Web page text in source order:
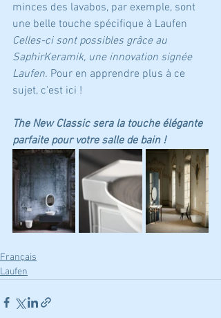
minces des lavabos, par exemple, sont
une belle touche spécifique à Laufen
Celles-ci sont possibles grâce au
SaphirKeramik, une innovation signée
Laufen. Pour en apprendre plus à ce
sujet, c'est ici !
The New Classic sera la touche élégante
parfaite pour votre salle de bain !
Français
Laufen